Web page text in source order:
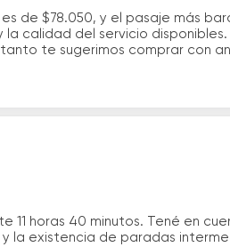
de $78.050, y el pasaje más
calidad del servicio
te sugerimos comprar con
11 horas 40 minutos. Tené en
la existencia de paradas